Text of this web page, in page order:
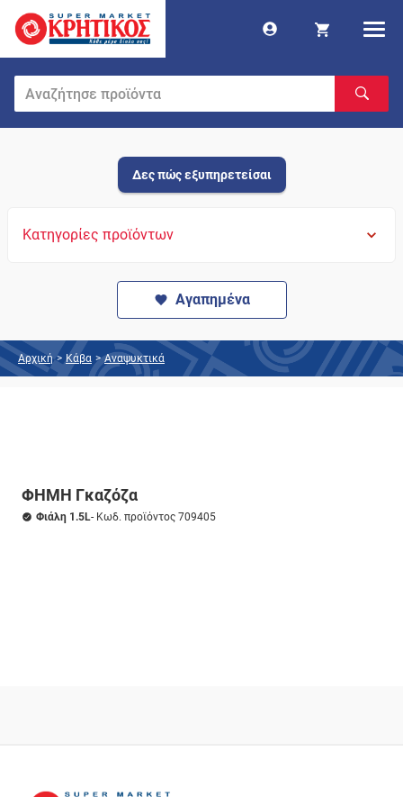
Δες πώς εξυπηρετείσαι
Κατηγορίες προϊόντων
Αγαπημένα
Αρχική > Κάβα > Αναψυκτικά
ΦΗΜΗ Γκαζόζα
Φιάλη 1.5L- Κωδ. προϊόντος 709405